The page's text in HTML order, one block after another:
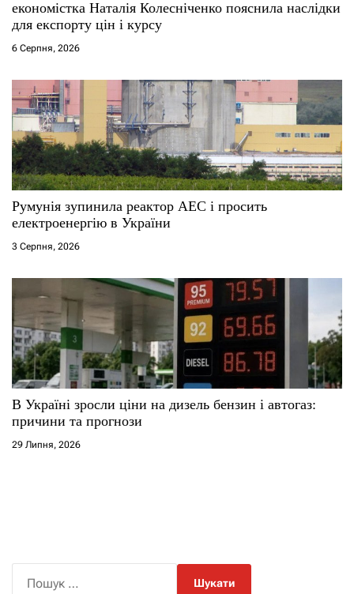
економістка Наталія Колесніченко пояснила наслідки
для експорту цін і курсу
6 Серпня, 2026
Румунія зупинила реактор АЕС і просить
електроенергію в України
3 Серпня, 2026
В Україні зросли ціни на дизель бензин і автогаз:
причини та прогнози
29 Липня, 2026